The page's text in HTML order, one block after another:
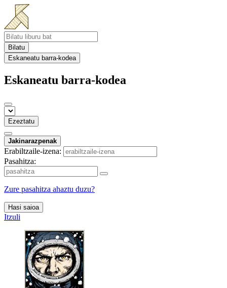
Bilatu
Eskaneatu barra-kodea
Eskaneatu barra-kodea
Ezeztatu
Jakinarazpenak
Erabiltzaile-izena:
Pasahitza:
Zure pasahitza ahaztu duzu?
Hasi saioa
Itzuli